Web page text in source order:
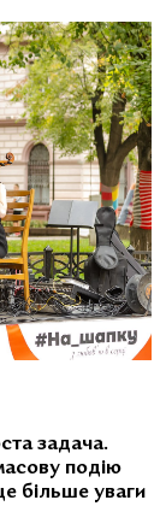
задача.
подію
більше уваги